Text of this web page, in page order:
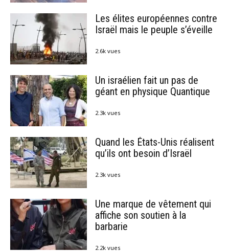
Les élites européennes contre
Israël mais le peuple s’éveille
2.6k vues
Un israélien fait un pas de
géant en physique Quantique
2.3k vues
Quand les États-Unis réalisent
qu’ils ont besoin d’Israël
2.3k vues
Une marque de vêtement qui
affiche son soutien à la
barbarie
2.2k vues